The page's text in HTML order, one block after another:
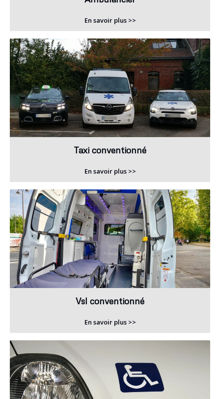
En savoir plus >>
Taxi conventionné
En savoir plus >>
Vsl conventionné
En savoir plus >>